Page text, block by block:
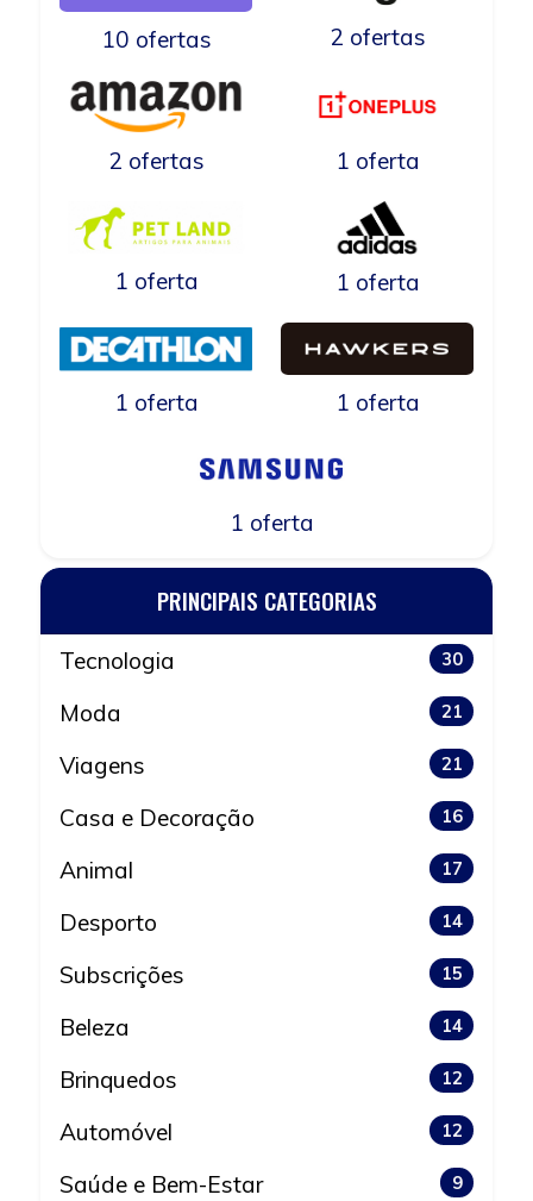
10 ofertas 2 ofertas
2 ofertas 1 oferta
1 oferta 1 oferta
1 oferta 1 oferta
1 oferta
PRINCIPAIS CATEGORIAS
Tecnologia 30
Moda 21
Viagens 21
Casa e Decoração 16
Animal 17
Desporto 14
Subscrições 15
Beleza 14
Brinquedos 12
Automóvel 12
Saúde e Bem-Estar 9